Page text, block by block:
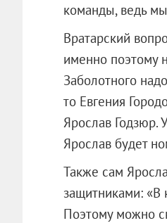
команды, ведь
Вратарский
именно поэтому
Заболотного
то Евгения
Ярослав Годзюр.
Ярослав будет
Также сам
защитниками: «В
Поэтому можно